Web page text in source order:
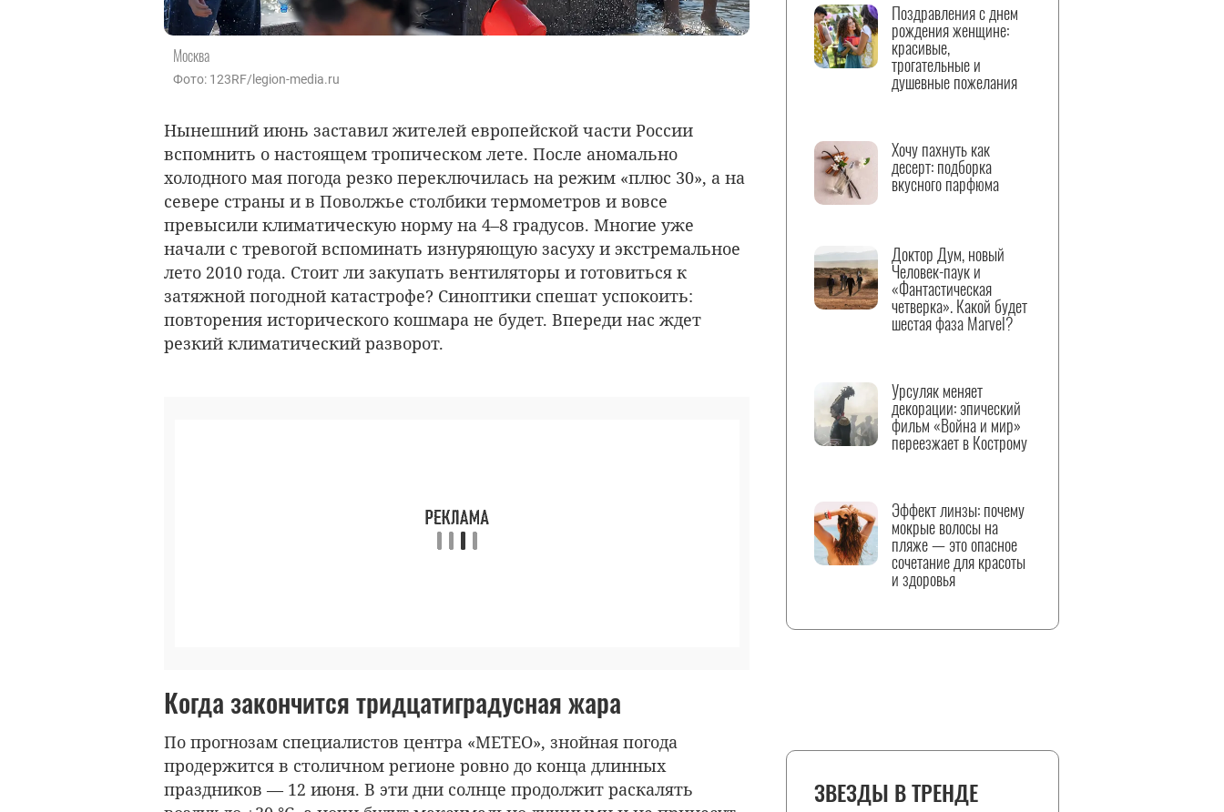
Москва
Фото: 123RF/legion-media.ru
Нынешний июнь заставил жителей европейской части России
вспомнить о настоящем тропическом лете. После аномально
холодного мая погода резко переключилась на режим «плюс 30», а на
севере страны и в Поволжье столбики термометров и вовсе
превысили климатическую норму на 4–8 градусов. Многие уже
начали с тревогой вспоминать изнуряющую засуху и экстремальное
лето 2010 года. Стоит ли закупать вентиляторы и готовиться к
затяжной погодной катастрофе? Синоптики спешат успокоить:
повторения исторического кошмара не будет. Впереди нас ждет
резкий климатический разворот.
Когда закончится тридцатиградусная жара
По прогнозам специалистов центра «МЕТЕО», знойная погода
продержится в столичном регионе ровно до конца длинных
праздников — 12 июня. В эти дни солнце продолжит раскалять
Поздравления с днем
рождения женщине:
красивые,
трогательные и
душевные пожелания
Хочу пахнуть как
десерт: подборка
вкусного парфюма
Доктор Дум, новый
Человек-паук и
«Фантастическая
четверка». Какой будет
шестая фаза Marvel?
Урсуляк меняет
декорации: эпический
фильм «Война и мир»
переезжает в Кострому
Эффект линзы: почему
мокрые волосы на
пляже — это опасное
сочетание для красоты
и здоровья
ЗВЕЗДЫ В ТРЕНДЕ